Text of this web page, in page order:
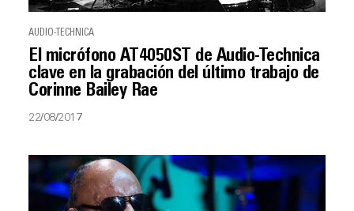
AUDIO-TECHNICA
El micrófono AT4050ST de Audio-Technica
clave en la grabación del último trabajo de
Corinne Bailey Rae
22/08/2017